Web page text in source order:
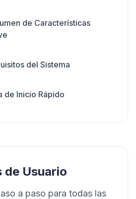
de Características
del Sistema
de Inicio Rápido
de Usuario
a paso para todas las